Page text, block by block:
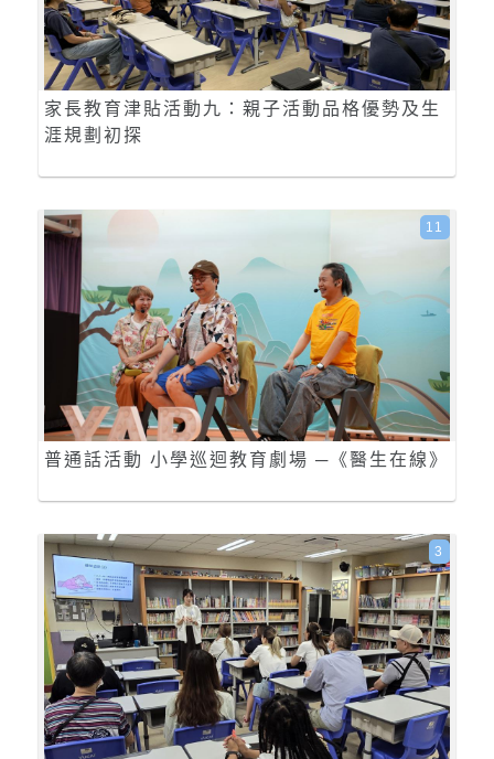
家長教育津貼活動九：親子活動品格優勢及生
涯規劃初探
普通話活動 小學巡迴教育劇場 ─《醫生在線》
11
3